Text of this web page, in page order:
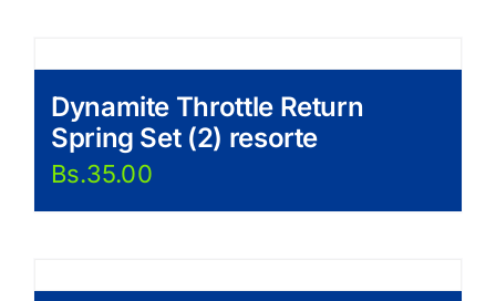
Dynamite Throttle Return
Spring Set (2) resorte
Bs.35.00